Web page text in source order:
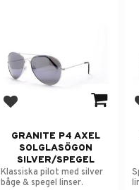
Add to favorites
GRANITE P4 AXEL
SOLGLASÖGON
SILVER/SPEGEL
Klassiska pilot med silver
båge & spegel linser.